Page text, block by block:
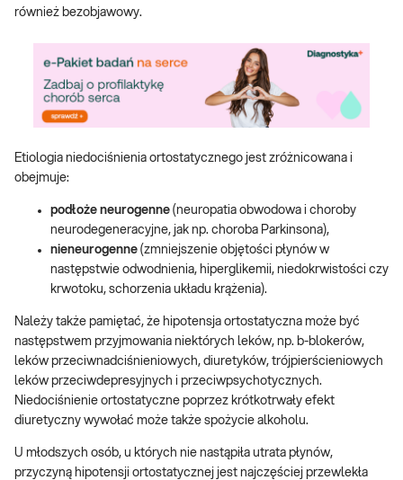
również bezobjawowy.
Etiologia niedociśnienia ortostatycznego jest zróżnicowana i
obejmuje:
podłoże neurogenne (neuropatia obwodowa i choroby
neurodegeneracyjne, jak np. choroba Parkinsona),
nieneurogenne (zmniejszenie objętości płynów w
następstwie odwodnienia, hiperglikemii, niedokrwistości czy
krwotoku, schorzenia układu krążenia).
Należy także pamiętać, że hipotensja ortostatyczna może być
następstwem przyjmowania niektórych leków, np. b-blokerów,
leków przeciwnadciśnieniowych, diuretyków, trójpierścieniowych
leków przeciwdepresyjnych i przeciwpsychotycznych.
Niedociśnienie ortostatyczne poprzez krótkotrwały efekt
diuretyczny wywołać może także spożycie alkoholu.
U młodszych osób, u których nie nastąpiła utrata płynów,
przyczyną hipotensji ortostatycznej jest najczęściej przewlekła